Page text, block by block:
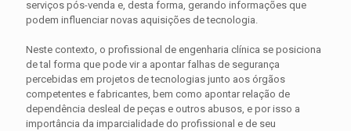
serviços pós-venda e, desta forma, gerando informações que
podem influenciar novas aquisições de tecnologia.
Neste contexto, o profissional de engenharia clínica se posiciona
de tal forma que pode vir a apontar falhas de segurança
percebidas em projetos de tecnologias junto aos órgãos
competentes e fabricantes, bem como apontar relação de
dependência desleal de peças e outros abusos, e por isso a
importância da imparcialidade do profissional e de seu